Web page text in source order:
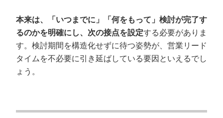
本来は、「いつまでに」「何をもって」検討が完了す
るのかを明確にし、次の接点を設定する必要がありま
す。検討期間を構造化せずに待つ姿勢が、営業リード
タイムを不必要に引き延ばしている要因といえるでし
ょう。